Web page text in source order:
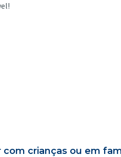
com crianças ou em